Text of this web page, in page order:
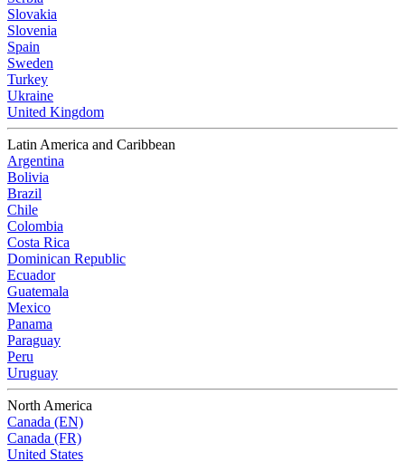
Slovakia
Slovenia
Spain
Sweden
Turkey
Ukraine
United Kingdom
Latin America and Caribbean
Argentina
Bolivia
Brazil
Chile
Colombia
Costa Rica
Dominican Republic
Ecuador
Guatemala
Mexico
Panama
Paraguay
Peru
Uruguay
North America
Canada (EN)
Canada (FR)
United States